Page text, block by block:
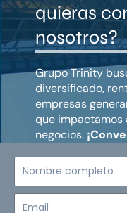
quieras
nosotros?
Grupo Trinity
diversificado,
empresas
que impactamos
negocios.